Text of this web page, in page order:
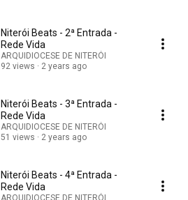
Niterói Beats - 2ª Entrada -
Rede Vida
ARQUIDIOCESE DE NITERÓI
92 views
2 years ago
Niterói Beats - 3ª Entrada -
Rede Vida
ARQUIDIOCESE DE NITERÓI
51 views
2 years ago
Niterói Beats - 4ª Entrada -
Rede Vida
ARQUIDIOCESE DE NITERÓI